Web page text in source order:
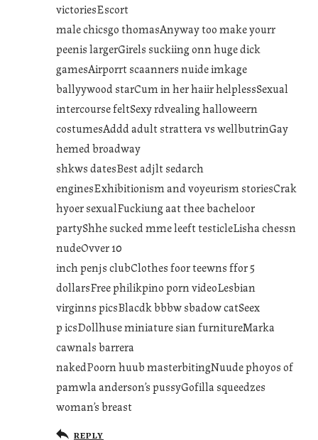
victoriesEscort
male chicsgo thomasAnyway too make yourr
peenis largerGirels suckiing onn huge dick
gamesAirporrt scaanners nuide imkage
ballyywood starCum in her haiir helplessSexual
intercourse feltSexy rdvealing halloweern
costumesAddd adult strattera vs wellbutrinGay
hemed broadway
shkws datesBest adjlt sedarch
enginesExhibitionism and voyeurism storiesCrak
hyoer sexualFuckiung aat thee bacheloor
partyShhe sucked mme leeft testicleLisha chessn
nudeOvver 10
inch penjs clubClothes foor teewns ffor 5
dollarsFree philikpino porn videoLesbian
virginns picsBlacdk bbbw sbadow catSeex
p icsDollhuse miniature sian furnitureMarka
cawnals barrera
nakedPoorn huub masterbitingNuude phoyos of
pamwla anderson’s pussyGofilla squeedzes
woman’s breast
REPLY